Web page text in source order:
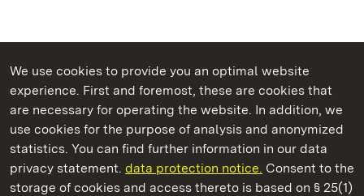
We use cookies to provide you an optimal website
experience. First and foremost, these are cookies that
are necessary for operating the website. In addition, we
use cookies for the purpose of analysis and anonymized
statistics. You can find further information in our data
privacy statement. data protection notice. Consent to the
storage of cookies and access thereto is based on § 25(1)
State Palaces and Gardens of Baden-Wuerttemberg